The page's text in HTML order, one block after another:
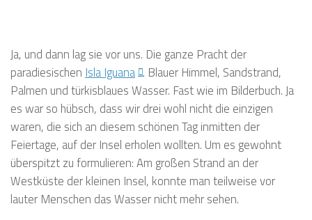
Ja, und dann lag sie vor uns. Die ganze Pracht der
paradiesischen Isla Iguana . Blauer Himmel, Sandstrand,
Palmen und türkisblaues Wasser. Fast wie im Bilderbuch. Ja
es war so hübsch, dass wir drei wohl nicht die einzigen
waren, die sich an diesem schönen Tag inmitten der
Feiertage, auf der Insel erholen wollten. Um es gewohnt
überspitzt zu formulieren: Am großen Strand an der
Westküste der kleinen Insel, konnte man teilweise vor
lauter Menschen das Wasser nicht mehr sehen.